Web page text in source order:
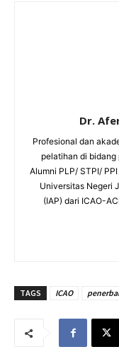
Dr.
Profesional dan
pelatihan di
Alumni PLP/ STPI/
Universitas Negeri
(IAP) dari ICAO-
TAGS ICAO